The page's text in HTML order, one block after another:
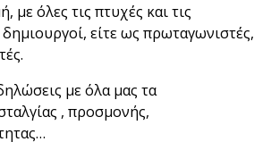
με όλες τις πτυχές και τις
είτε ως πρωταγωνιστές,
με όλα μας τα
, προσμονής,